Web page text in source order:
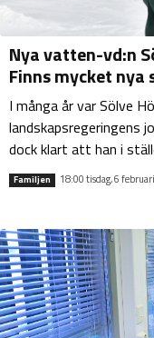
Nya vatten-vd:n
Finns mycket nya
I många år var Sölve
landskapsregeringens
dock klart att han i
Familjen 18:00 tisdag, 6